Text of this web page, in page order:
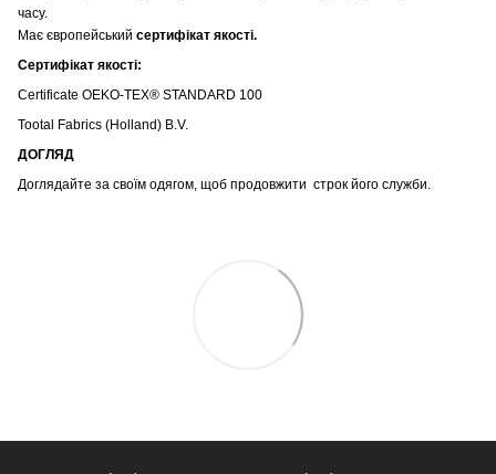
часу.
Має європейський сертифікат якості.
Сертифікат якості:
Certificate OEKO-TEX® STANDARD 100
Tootal Fabrics (Holland) B.V.
ДОГЛЯД
Доглядайте за своїм одягом, щоб продовжити строк його служби.